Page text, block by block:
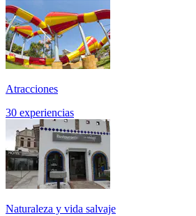
Atracciones
30 experiencias
Naturaleza y vida salvaje